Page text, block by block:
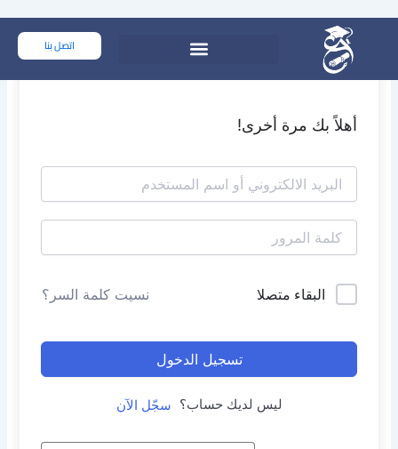
المحتوى
اتصل بنا
أهلاً بك مرة أخرى!
البقاء متصلا نسيت كلمة السر؟
تسجيل الدخول
ليس لديك حساب؟ سجّل الآن